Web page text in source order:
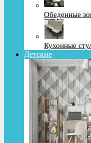
Обеденные
Кухонные
Детские